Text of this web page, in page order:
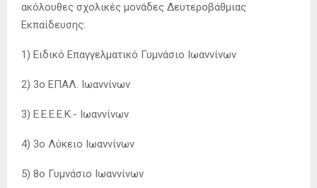
ακόλουθες σχολικές μονάδες Δευτεροβάθμιας
Εκπαίδευσης:
1) Ειδικό Επαγγελματικό Γυμνάσιο Ιωαννίνων
2) 3ο ΕΠΑΛ. Ιωαννίνων
3) Ε.Ε.Ε.Ε.Κ.- Ιωαννίνων
4) 3o Λύκειο Ιωαννίνων
5) 8ο Γυμνάσιο Ιωαννίνων